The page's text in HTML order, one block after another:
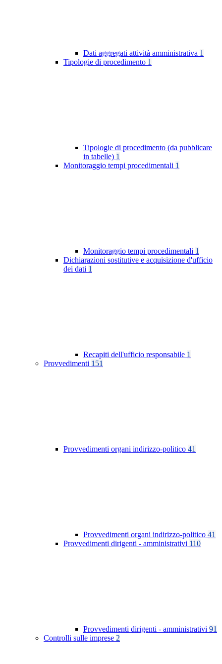
Dati aggregati attività amministrativa 1
Tipologie di procedimento 1
Tipologie di procedimento (da pubblicare
in tabelle) 1
Monitoraggio tempi procedimentali 1
Monitoraggio tempi procedimentali 1
Dichiarazioni sostitutive e acquisizione d'ufficio
dei dati 1
Recapiti dell'ufficio responsabile 1
Provvedimenti 151
Provvedimenti organi indirizzo-politico 41
Provvedimenti organi indirizzo-politico 41
Provvedimenti dirigenti - amministrativi 110
Provvedimenti dirigenti - amministrativi 91
Controlli sulle imprese 2